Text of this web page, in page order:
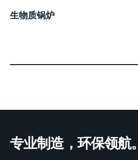
生物质锅炉
专业制造，环保领航。